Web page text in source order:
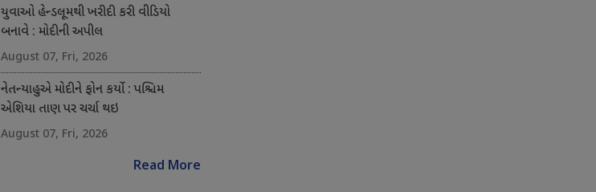
યુવાઓ હેન્ડલૂમથી ખરીદી કરી વીડિયો
બનાવે : મોદીની અપીલ
August 07, Fri, 2026
નેતન્યાહુએ મોદીને ફોન કર્યો : પશ્ચિમ
એશિયા તાણ પર ચર્ચા થઇ
August 07, Fri, 2026
Read More